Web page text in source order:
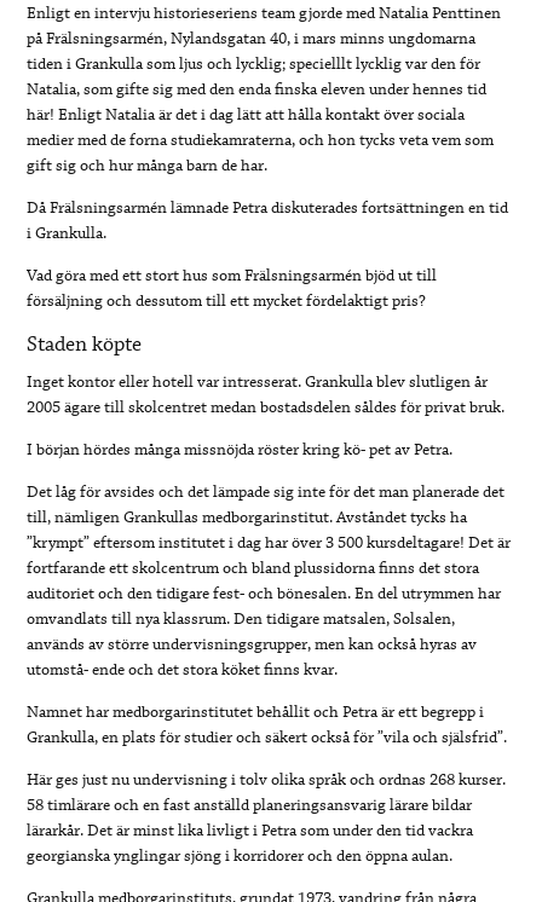
Enligt en intervju historieseriens team gjorde med Natalia Penttinen
på Frälsningsarmén, Nylandsgatan 40, i mars minns ungdomarna
tiden i Grankulla som ljus och lycklig; specielllt lycklig var den för
Natalia, som gifte sig med den enda finska eleven under hennes tid
här! Enligt Natalia är det i dag lätt att hålla kontakt över sociala
medier med de forna studiekamraterna, och hon tycks veta vem som
gift sig och hur många barn de har.
Då Frälsningsarmén lämnade Petra diskuterades fortsättningen en tid
i Grankulla.
Vad göra med ett stort hus som Frälsningsarmén bjöd ut till
försäljning och dessutom till ett mycket fördelaktigt pris?
Staden köpte
Inget kontor eller hotell var intresserat. Grankulla blev slutligen år
2005 ägare till skolcentret medan bostadsdelen såldes för privat bruk.
I början hördes många missnöjda röster kring kö- pet av Petra.
Det låg för avsides och det lämpade sig inte för det man planerade det
till, nämligen Grankullas medborgarinstitut. Avståndet tycks ha
”krympt” eftersom institutet i dag har över 3 500 kursdeltagare! Det är
fortfarande ett skolcentrum och bland plussidorna finns det stora
auditoriet och den tidigare fest- och bönesalen. En del utrymmen har
omvandlats till nya klassrum. Den tidigare matsalen, Solsalen,
används av större undervisningsgrupper, men kan också hyras av
utomstå- ende och det stora köket finns kvar.
Namnet har medborgarinstitutet behållit och Petra är ett begrepp i
Grankulla, en plats för studier och säkert också för ”vila och själsfrid”.
Här ges just nu undervisning i tolv olika språk och ordnas 268 kurser.
58 timlärare och en fast anställd planeringsansvarig lärare bildar
lärarkår. Det är minst lika livligt i Petra som under den tid vackra
georgianska ynglingar sjöng i korridorer och den öppna aulan.